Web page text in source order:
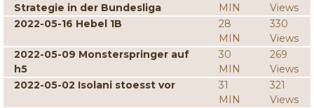
Strategie in der Bundesliga
MIN
Views
2022-05-16 Hebel 1B
28
MIN
330
Views
2022-05-09 Monsterspringer auf
h5
30
MIN
269
Views
2022-05-02 Isolani stoesst vor
31
MIN
321
Views